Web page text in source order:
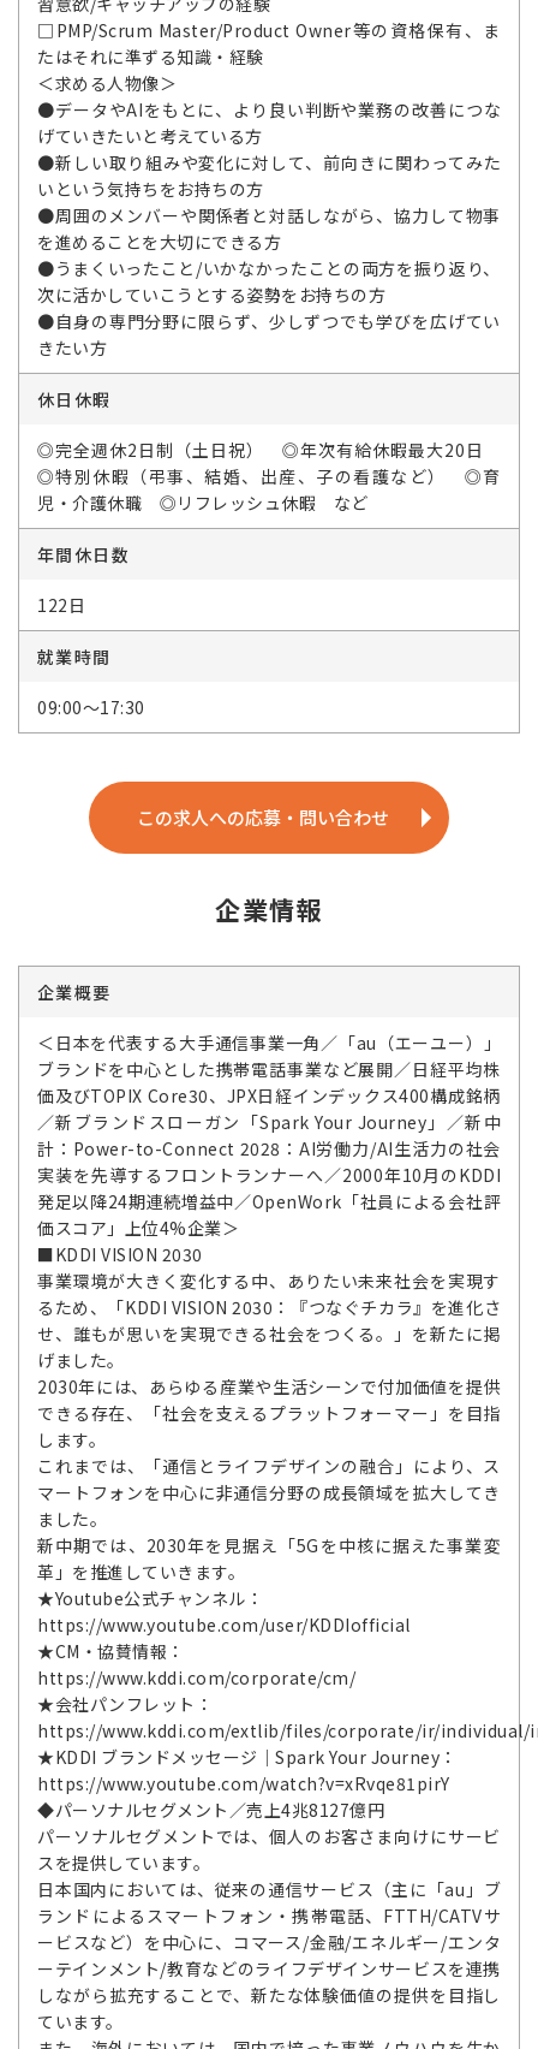
□PMP/Scrum Master/Product Owner等の資格保有、ま
たはそれに準ずる知識・経験
＜求める人物像＞
●データやAIをもとに、より良い判断や業務の改善につな
げていきたいと考えている方
●新しい取り組みや変化に対して、前向きに関わってみた
いという気持ちをお持ちの方
●周囲のメンバーや関係者と対話しながら、協力して物事
を進めることを大切にできる方
●うまくいったこと/いかなかったことの両方を振り返り、
次に活かしていこうとする姿勢をお持ちの方
●自身の専門分野に限らず、少しずつでも学びを広げてい
きたい方
休日休暇
◎完全週休2日制（土日祝） ◎年次有給休暇最大20日
◎特別休暇（弔事、結婚、出産、子の看護など） ◎育
児・介護休職 ◎リフレッシュ休暇 など
年間休日数
122日
就業時間
09:00～17:30
この求人への応募・問い合わせ
企業情報
企業概要
＜日本を代表する大手通信事業一角／「au（エーユー）」
ブランドを中心とした携帯電話事業など展開／日経平均株
価及びTOPIX Core30、JPX日経インデックス400構成銘柄
／新ブランドスローガン「Spark Your Journey」／新中
計：Power-to-Connect 2028：AI労働力/AI生活力の社会
実装を先導するフロントランナーへ／2000年10月のKDDI
発足以降24期連続増益中／OpenWork「社員による会社評
価スコア」上位4%企業＞
■KDDI VISION 2030
事業環境が大きく変化する中、ありたい未来社会を実現す
るため、「KDDI VISION 2030：『つなぐチカラ』を進化さ
せ、誰もが思いを実現できる社会をつくる。」を新たに掲
げました。
2030年には、あらゆる産業や生活シーンで付加価値を提供
できる存在、「社会を支えるプラットフォーマー」を目指
します。
これまでは、「通信とライフデザインの融合」により、ス
マートフォンを中心に非通信分野の成長領域を拡大してき
ました。
新中期では、2030年を見据え「5Gを中核に据えた事業変
革」を推進していきます。
★Youtube公式チャンネル：
https://www.youtube.com/user/KDDIofficial
★CM・協賛情報：
https://www.kddi.com/corporate/cm/
★会社パンフレット：
https://www.kddi.com/extlib/files/corporate/ir/individual/
★KDDI ブランドメッセージ｜Spark Your Journey：
https://www.youtube.com/watch?v=xRvqe81pirY
◆パーソナルセグメント／売上4兆8127億円
パーソナルセグメントでは、個人のお客さま向けにサービ
スを提供しています。
日本国内においては、従来の通信サービス（主に「au」ブ
ランドによるスマートフォン・携帯電話、FTTH/CATVサ
ービスなど）を中心に、コマース/金融/エネルギー/エンタ
ーテインメント/教育などのライフデザインサービスを連携
しながら拡充することで、新たな体験価値の提供を目指し
ています。